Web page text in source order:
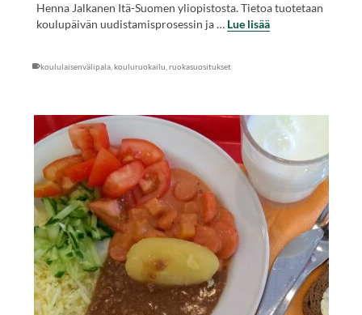
Henna Jalkanen Itä-Suomen yliopistosta. Tietoa tuotetaan
koulupäivän uudistamisprosessin ja … Lue lisää
koululaisenvälipala kouluruokailu ruokasuositukset